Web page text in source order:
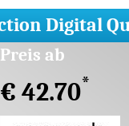
Digital
Preis ab
€ 42.70*